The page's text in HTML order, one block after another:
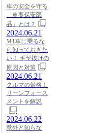
車の安全を守る
「重要保安部
品」とは？
2024.06.21
MT車に乗るな
ら知っておきた
い！ ギヤ抜けの
原因と対策
2024.06.21
クルマの骨格！
リーンフォース
メントを解説
2024.06.22
意外と知らな